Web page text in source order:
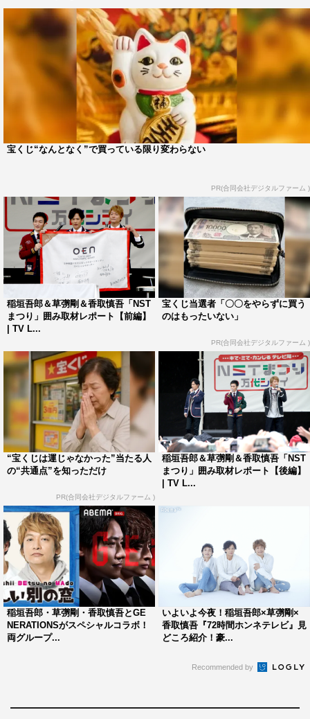
あばれる君・厚切りジェイソンによるお笑いライブも開催
する。
3人のステージイベントの開催情報、観覧方法について
は専用サイトをチェック。
「NSTまつり」開催概要
開催日：9月29日（土）、30日（日）各日10・00～17・
00
（総合案内 平日10・00～18・00）
WEB：https://www.nsttv.com/event_info/nstmatsuri/
ステージイベント中継番組
番組名：スマスタコースター
放送時間：9月29日（土）10・25～
新しい地図 ステージイベント開催概要
開催日：9月29日（土） 12:30～
場所：万代シテイ バスセンター2階
問い合わせ：025-278-7072
（NSTまつり実行委員会 平日10・00～18・00）
観覧方法については専用サイト
（http://nsttv.com/event_info/nstmatsuri/event_paraspo.php
稲垣吾郎 草彅剛 香取慎吾
宝くじ“なんとなく”で買っている限り変わらない
PR(合同会社デジタルファーム )
稲垣吾郎＆草彅剛＆香取慎吾「NST
まつり」囲み取材レポート【前編】
| TV L...
宝くじ当選者「〇〇をやらずに買う
のはもったいない」
PR(合同会社デジタルファーム )
“宝くじは運じゃなかった”当たる人
の“共通点”を知っただけ
PR(合同会社デジタルファーム )
稲垣吾郎＆草彅剛＆香取慎吾「NST
まつり」囲み取材レポート【後編】
| TV L...
稲垣吾郎・草彅剛・香取慎吾とGE
NERATIONSがスペシャルコラボ！
両グループ...
いよいよ今夜！稲垣吾郎×草彅剛×
香取慎吾『72時間ホンネテレビ』見
どころ紹介！豪...
Recommended by